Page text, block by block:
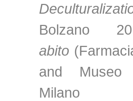
Bolzano
abito
and
Milano